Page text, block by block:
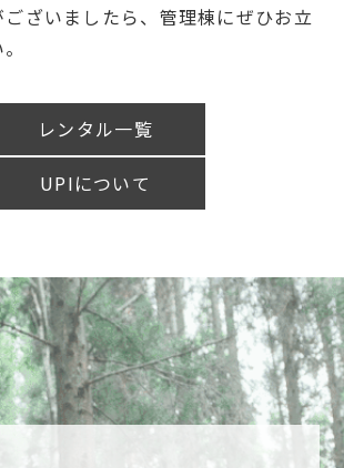
ざいましたら、管理棟にぜひお立
レンタル一覧
UPIについて